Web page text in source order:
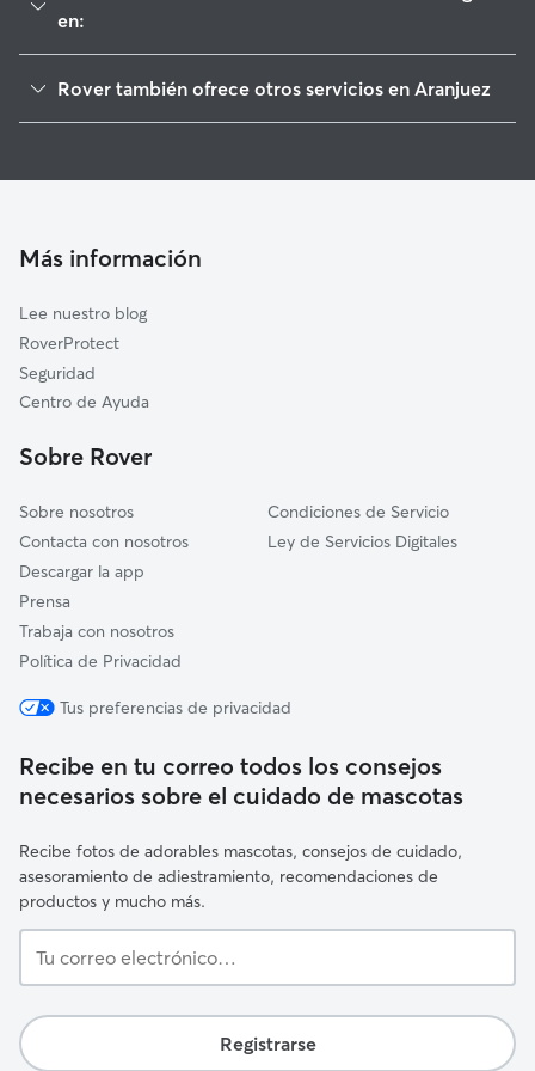
en:
Titulcia
Borox
Ciempozuelos
Yepes
Añover de Tajo
Alameda de la Sagra
Rover también ofrece otros servicios en Aranjuez
Cuidado de mascota en Aranjuez
Más información
Lee nuestro blog
RoverProtect
Seguridad
Centro de Ayuda
Sobre Rover
Sobre nosotros
Contacta con nosotros
Descargar la app
Prensa
Trabaja con nosotros
Política de Privacidad
Condiciones de Servicio
Ley de Servicios Digitales
Tus preferencias de privacidad
Recibe en tu correo todos los consejos
necesarios sobre el cuidado de mascotas
Recibe fotos de adorables mascotas, consejos de cuidado,
asesoramiento de adiestramiento, recomendaciones de
productos y mucho más.
correo
Registrarse